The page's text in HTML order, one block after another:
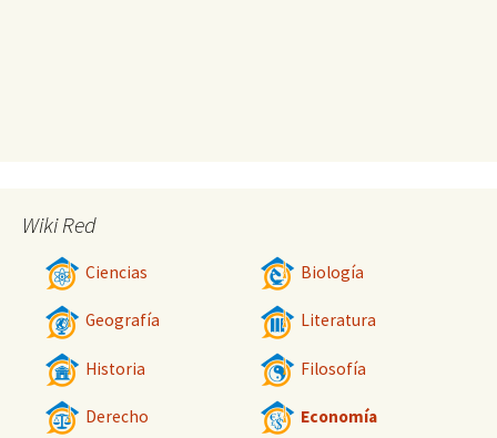
Wiki Red
Ciencias Biología
Geografía Literatura
Historia Filosofía
Derecho Economía